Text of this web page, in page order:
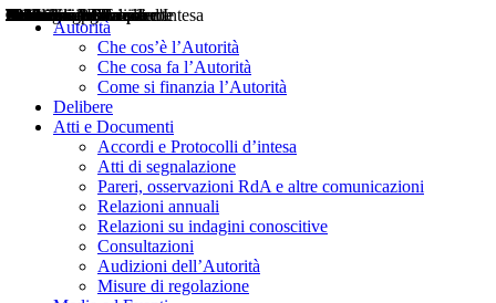
Autorità
Che cos’è l’Autorità
Che cosa fa l’Autorità
Come si finanzia l’Autorità
Delibere
Atti e Documenti
Accordi e Protocolli d’intesa
Atti di segnalazione
Pareri, osservazioni RdA e altre comunicazioni
Relazioni annuali
Relazioni su indagini conoscitive
Consultazioni
Audizioni dell’Autorità
Misure di regolazione
Delibere
Pareri
Consultazioni
Audizioni
Atti di Segnalazione
Accordi e Protocolli d'Intesa
Relazioni annuali
Misure di regolazione
Notizie
Comunicati Stampa
Bollettini ART
Convegni ART
Interviste del Presidente
Articoli in primo piano
Interventi del Presidente
2004
2005
2010
2013
2014
2015
2016
2017
2018
2019
202
2020
2021
2022
2023
2024
2025
2026
Aereo
Marittimo
Terrestre